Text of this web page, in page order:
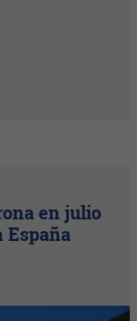
en julio
España